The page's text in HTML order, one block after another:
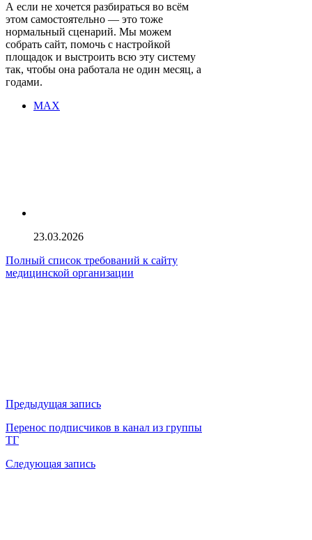
А если не хочется разбираться во всём
этом самостоятельно — это тоже
нормальный сценарий. Мы можем
собрать сайт, помочь с настройкой
площадок и выстроить всю эту систему
так, чтобы она работала не один месяц, а
годами.
MAX
23.03.2026
Полный список требований к сайту
медицинской организации
Предыдущая запись
Перенос подписчиков в канал из группы
ТГ
Следующая запись